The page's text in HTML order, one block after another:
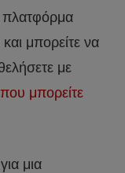
πλατφόρμα
μπορείτε να
με
μπορείτε
μια